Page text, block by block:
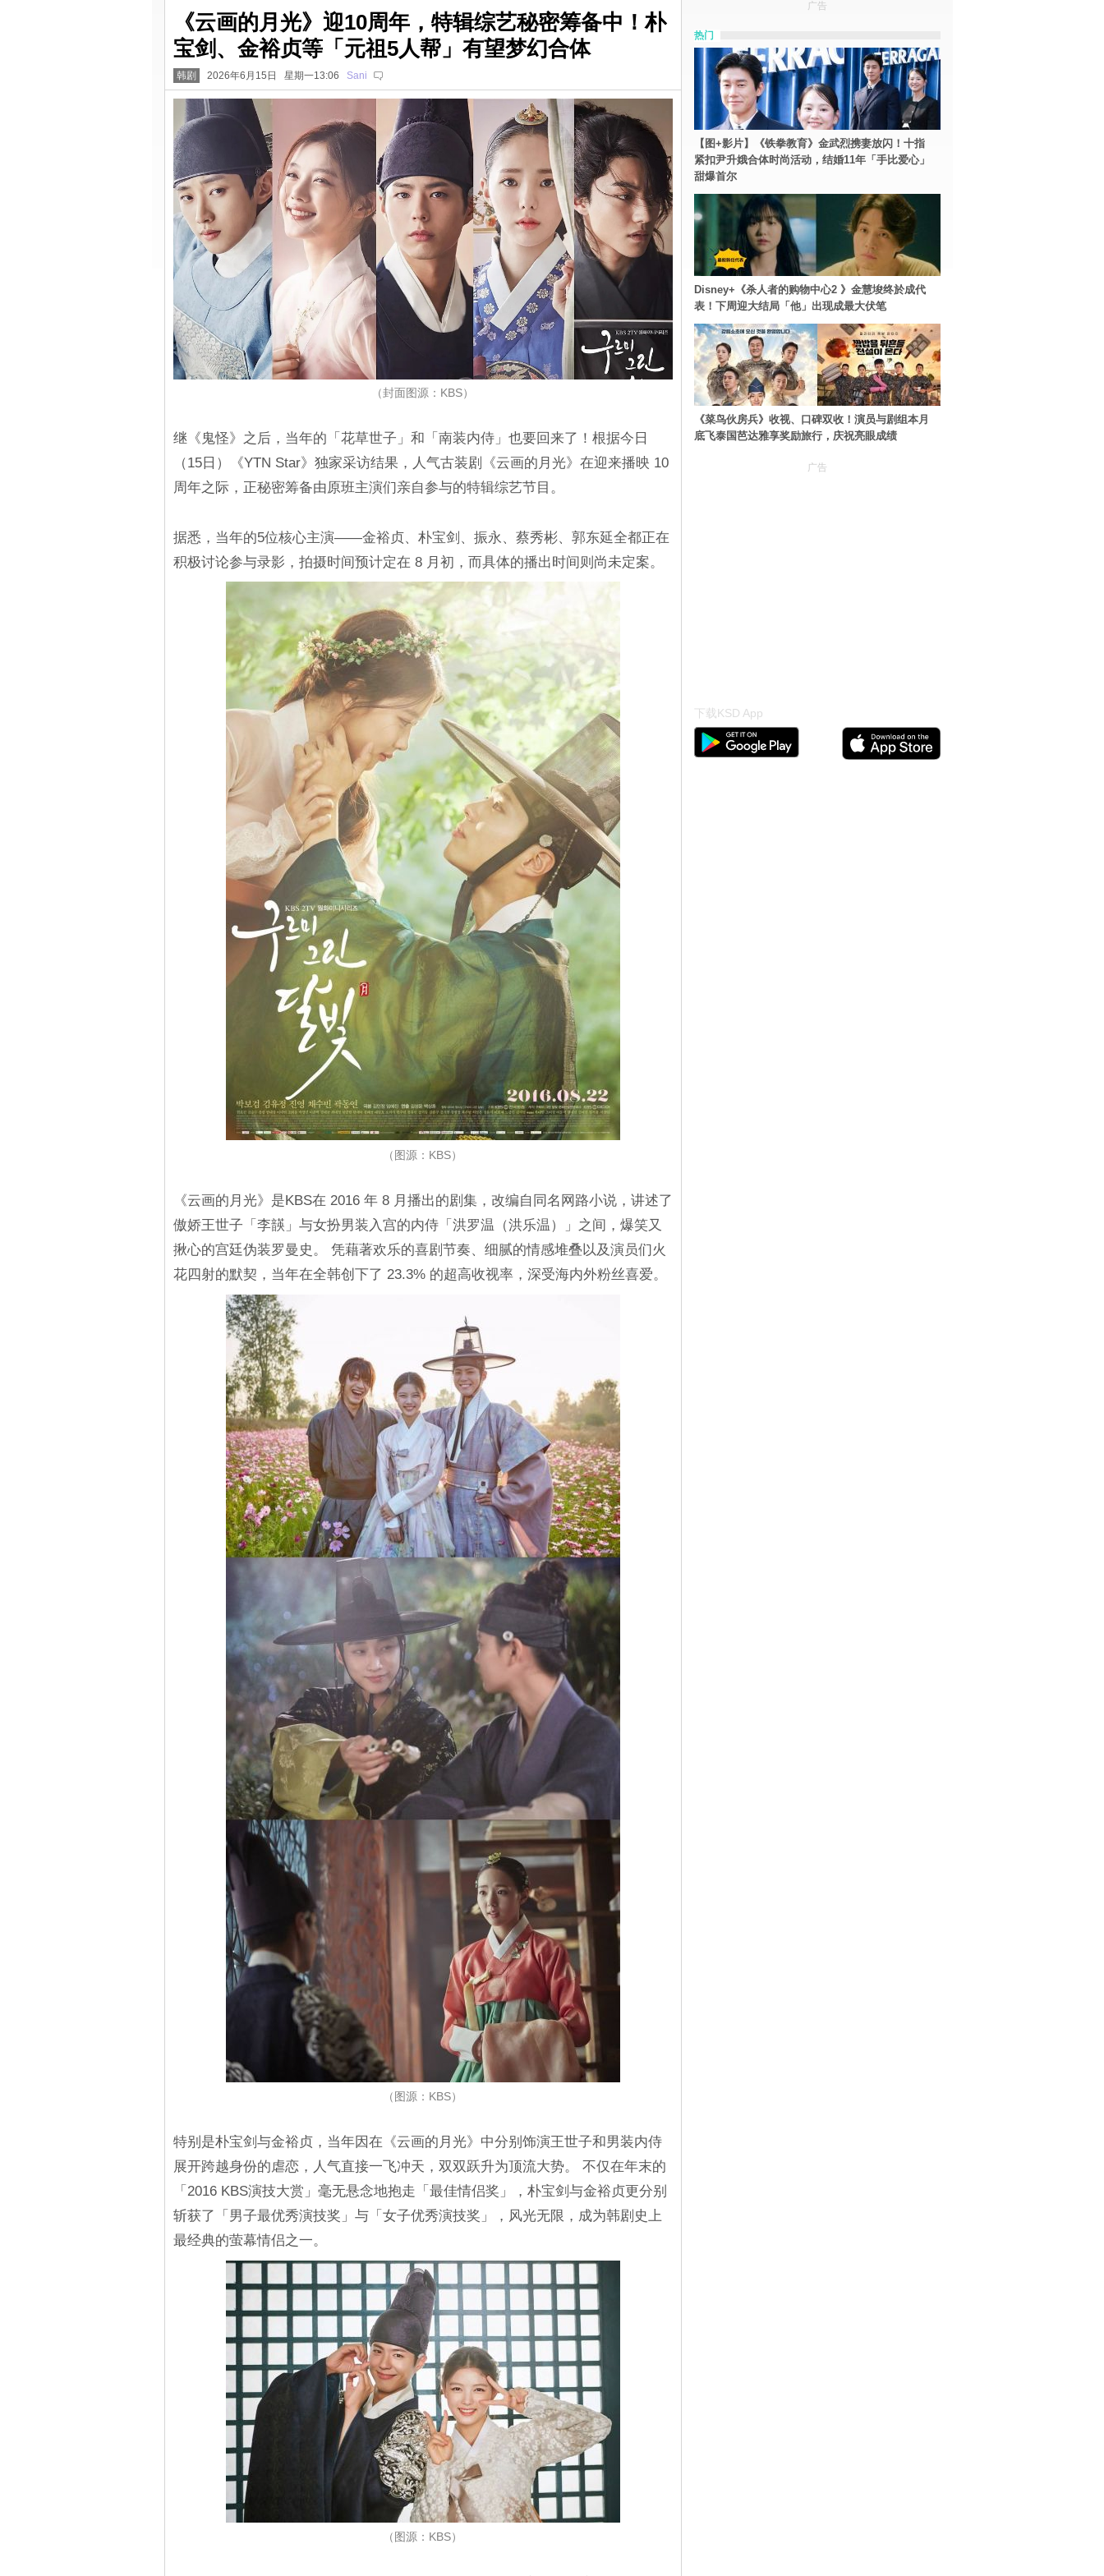
《云画的月光》迎10周年，特辑综艺秘密筹备中！朴
宝剑、金裕贞等「元祖5人帮」有望梦幻合体
韩剧 2026年6月15日 星期一13:06 Sani
（封面图源：KBS）
继《鬼怪》之后，当年的「花草世子」和「南装内侍」也要回来了！根据今日
（15日）《YTN Star》独家采访结果，人气古装剧《云画的月光》在迎来播映 10
周年之际，正秘密筹备由原班主演们亲自参与的特辑综艺节目。
据悉，当年的5位核心主演——金裕贞、朴宝剑、振永、蔡秀彬、郭东延全都正在
积极讨论参与录影，拍摄时间预计定在 8 月初，而具体的播出时间则尚未定案。
（图源：KBS）
《云画的月光》是KBS在 2016 年 8 月播出的剧集，改编自同名网路小说，讲述了
傲娇王世子「李韺」与女扮男装入宫的内侍「洪罗温（洪乐温）」之间，爆笑又
揪心的宫廷伪装罗曼史。 凭藉著欢乐的喜剧节奏、细腻的情感堆叠以及演员们火
花四射的默契，当年在全韩创下了 23.3% 的超高收视率，深受海内外粉丝喜爱。
（图源：KBS）
特别是朴宝剑与金裕贞，当年因在《云画的月光》中分别饰演王世子和男装内侍
展开跨越身份的虐恋，人气直接一飞冲天，双双跃升为顶流大势。 不仅在年末的
「2016 KBS演技大赏」毫无悬念地抱走「最佳情侣奖」，朴宝剑与金裕贞更分别
斩获了「男子最优秀演技奖」与「女子优秀演技奖」，风光无限，成为韩剧史上
最经典的萤幕情侣之一。
（图源：KBS）
广告
热门
【图+影片】《铁拳教育》金武烈携妻放闪！十指
紧扣尹升娥合体时尚活动，结婚11年「手比爱心」
甜爆首尔
Disney+《杀人者的购物中心2 》金慧埈终於成代
表！下周迎大结局「他」出现成最大伏笔
《菜鸟伙房兵》收视、口碑双收！演员与剧组本月
底飞泰国芭达雅享奖励旅行，庆祝亮眼成绩
广告
下载KSD App